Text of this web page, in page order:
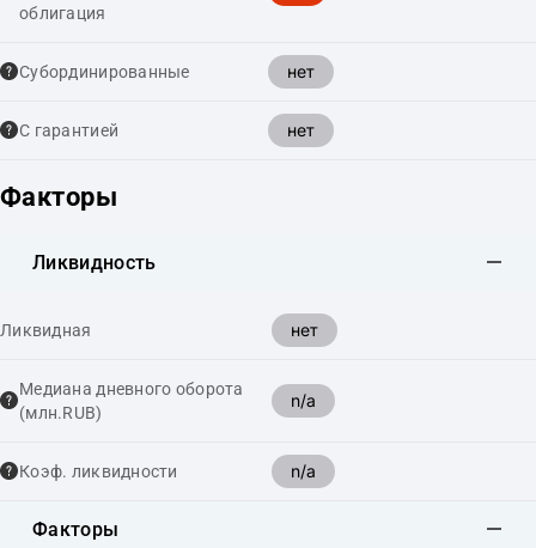
облигация
Cубординированные нет
С гарантией нет
Факторы
Ликвидность
Ликвидная нет
Медиана дневного оборота
(млн.RUB)
n/a
Коэф. ликвидности n/a
Факторы